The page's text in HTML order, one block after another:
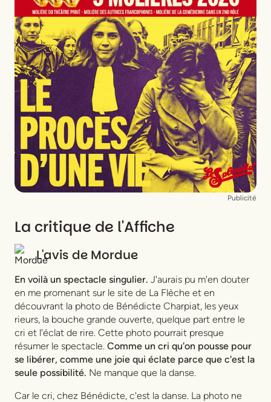
De & avecBénédicte Charpiat
Mise en scèneThierry Harcourt
ChorégraphiesCharlotte Nopal
Création lumières
Cécile Trelluyer
Costumes
Agathe Laemmel
Création sonore Tazio Caputo
Publicité
La critique de l'Affiche
L'avis de Mordue
En voilà un spectacle singulier. J'aurais pu m'en douter
en me promenant sur le site de La Flèche et en
découvrant la photo de Bénédicte Charpiat, les yeux
rieurs, la bouche grande ouverte, quelque part entre le
cri et l'éclat de rire. Cette photo pourrait presque
résumer le spectacle. Comme un cri qu'on pousse pour
se libérer, comme une joie qui éclate parce que c'est la
seule possibilité. Ne manque que la danse.
Car le cri, chez Bénédicte, c'est la danse. La photo ne